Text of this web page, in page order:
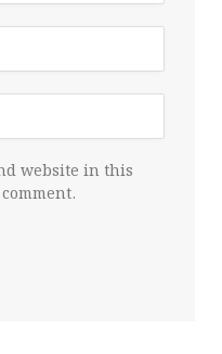
website in this